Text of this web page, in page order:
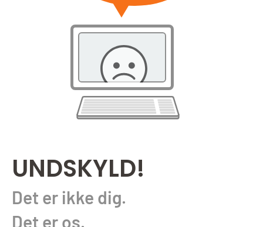
UNDSKYLD!
Det er ikke dig.
Det er os.